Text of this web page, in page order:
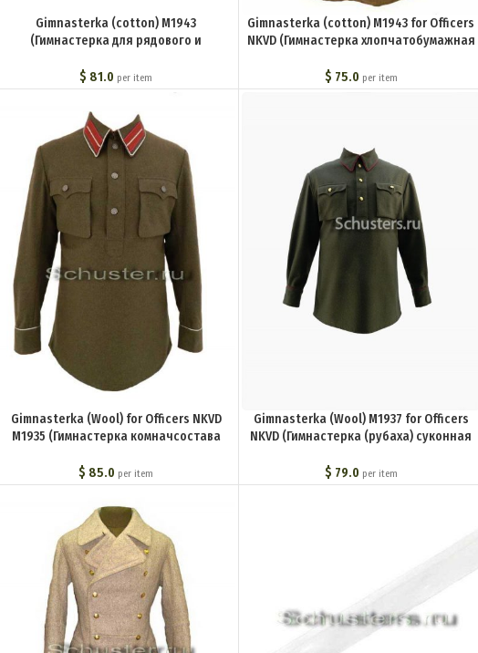
Gimnasterka (cotton) M1943
(Гимнастерка для рядового и
(милиция)) M3-069-U
$ 81.0 per item
Gimnasterka (cotton) M1943 for Officers
NKVD (Гимнастерка хлопчатобумажная
M3-030-U
$ 75.0 per item
Gimnasterka (Wool) for Officers NKVD
M1935 (Гимнастерка комначсостава
098-U
$ 85.0 per item
Gimnasterka (Wool) M1937 for Officers
NKVD (Гимнастерка (рубаха) суконная
M3-008-U
$ 79.0 per item